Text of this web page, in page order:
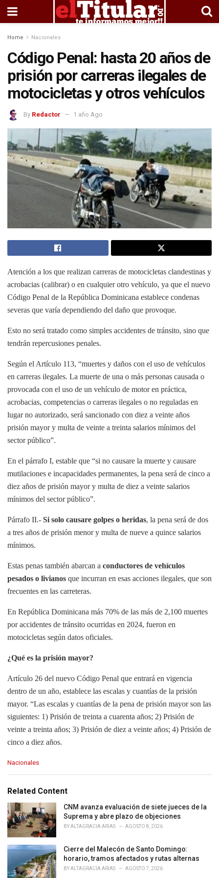
Home Nacionales
Código Penal: hasta 20 años de
prisión por carreras ilegales de
motocicletas y otros vehículos
By Redactor 1 año Ago
Atención a los que realizan carreras de motocicletas clandestinas y
acrobacias (calibrar) o en cualquier otro vehículo, ya que el nuevo
Código Penal de la República Dominicana establece condenas
severas que varía dependiendo del daño que provoque.
Esto no será tratado como simples accidentes de tránsito, sino que
tendrán repercusiones penales.
Según el Artículo 113, “muertes y daños con el uso de vehículos
en carreras ilegales. La muerte de una o más personas causada o
provocada con el uso de un vehículo de motor en práctica,
acrobacias, competencias o carreras ilegales o no reguladas en
lugar no autorizado, será sancionado con diez a veinte años
prisión mayor y multa de veinte a treinta salarios mínimos del
sector público”.
En el párrafo I, estable que “si no causare la muerte y causare
mutilaciones e incapacidades permanentes, la pena será de cinco a
diez años de prisión mayor y multa de diez a veinte salarios
mínimos del sector público”.
Párrafo II.- Si solo causare golpes o heridas, la pena será de dos
a tres años de prisión menor y multa de nueve a quince salarios
mínimos.
Estas penas también abarcan a conductores de vehículos
pesados o livianos que incurran en esas acciones ilegales, que son
frecuentes en las carreteras.
En República Dominicana más 70% de las más de 2,100 muertes
por accidentes de tránsito ocurridas en 2024, fueron en
motocicletas según datos oficiales.
¿Qué es la prisión mayor?
Artículo 26 del nuevo Código Penal que entrará en vigencia
dentro de un año, establece las escalas y cuantías de la prisión
mayor. “Las escalas y cuantías de la pena de prisión mayor son las
siguientes: 1) Prisión de treinta a cuarenta años; 2) Prisión de
veinte a treinta años; 3) Prisión de diez a veinte años; 4) Prisión de
cinco a diez años.
C
e
o
r
i
e
:
Nacionales
Related Content
CNM avanza evaluación de siete jueces de la
Suprema y abre plazo de objeciones
BYALTAGRACIA ARIAS AGOSTO 8, 2026
Cierre del Malecón de Santo Domingo:
horario, tramos afectados y rutas alternas
BYALTAGRACIA ARIAS AGOSTO 7, 2026